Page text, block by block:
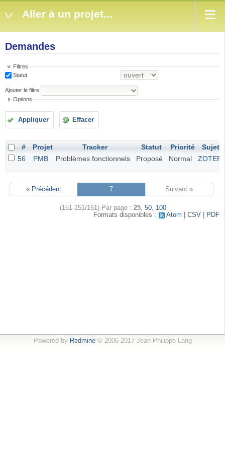
Aller à un projet...
Demandes
Filtres
Statut
Ajouter le filtre
Options
Appliquer Effacer
# Projet Tracker Statut Priorité
Sujet
56
PMB Problèmes fonctionnels Proposé Normal
« Précédent 7 Suivant »
(151-151/151) Par page : 25, 50, 100
Formats disponibles :
Atom CSV PDF
Powered by Redmine© 2006-2017 Jean-Philippe Lang